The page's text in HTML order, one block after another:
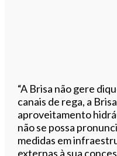
“A Brisa não gere
canais de rega, a
aproveitamento
não se possa
medidas em
externas à sua